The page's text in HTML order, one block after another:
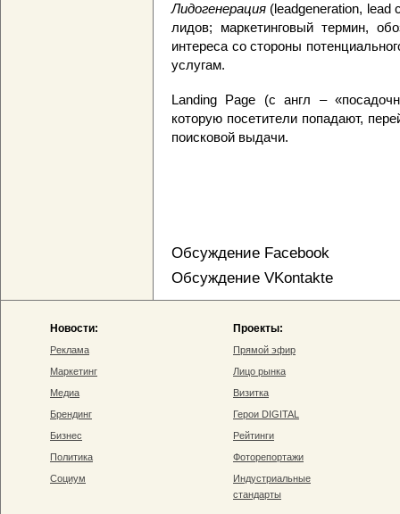
Лидогенерация (leadgeneration, lead
лидов; маркетинговый термин,
интереса со стороны
услугам.
Landing Page (с англ –
которую посетители попадают,
поисковой выдачи.
Обсуждение Facebook
Обсуждение VKontakte
Новости:
Реклама
Маркетинг
Медиа
Брендинг
Бизнес
Политика
Социум
Проекты:
Прямой эфир
Лицо рынка
Визитка
Герои DIGITAL
Рейтинги
Фоторепортажи
Индустриальные
стандарты